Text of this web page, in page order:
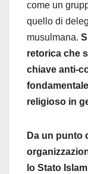
come un
quello di
musulmana.
retorica che
chiave anti-
religioso in
Da un punto
lo Stato